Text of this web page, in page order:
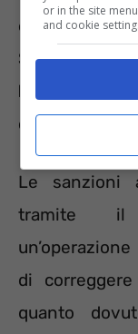
entità
Solose
l’imposta
dovrà più
Le sanzioni
tramite il
di
quanto
or in the site
and cookie